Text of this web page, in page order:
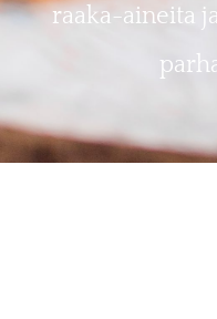
raaka-aineita